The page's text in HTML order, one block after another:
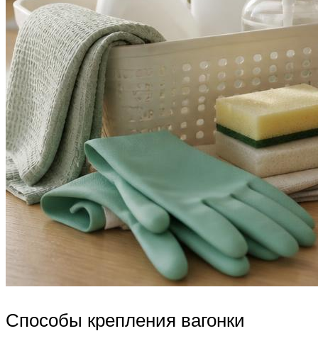
Способы крепления вагонки